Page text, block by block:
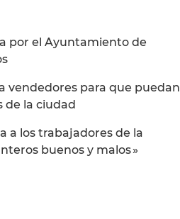
por el Ayuntamiento de
vendedores para que puedan
de la ciudad
a los trabajadores de la
buenos y malos »